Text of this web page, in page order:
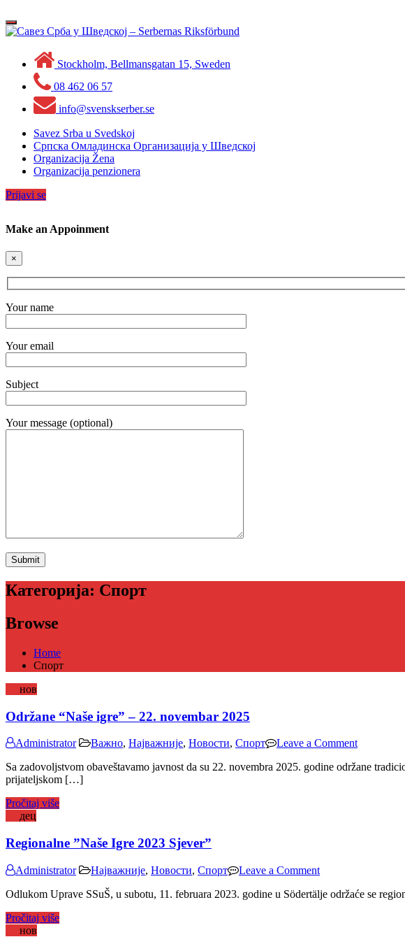
to
content
Toggle
navigation
Stockholm, Bellmansgatan 15, Sweden
08 462 06 57
info@svenskserber.se
Savez Srba u Svedskoj
Српска Омладинска Организација у Шведској
Organizacija Žena
Organizacija penzionera
Prijavi se
Make an Appoinment
×
Your name
Your email
Subject
Your message (optional)
Категорија: Спорт
Browse
Home
Спорт
нов
Održane “Naše igre” – 22. novembar 2025
Administrator Важно, Најважније, Новости, Спорт Leave a Commenton
“Naše
Sa zadovoljstvom obaveštavamo javnost da su 22. novembra 2025. godine održane
prijateljskom […]
Pročitaj više
дец
Regionalne ”Naše Igre 2023 Sjever”
Administrator Најважније, Новости, Спорт Leave a Commenton
”Naše
Odlukom Uprave SSuŠ, u subotu, 11. februara 2023. godine u Södertälje održaće se
Pročitaj više
нов